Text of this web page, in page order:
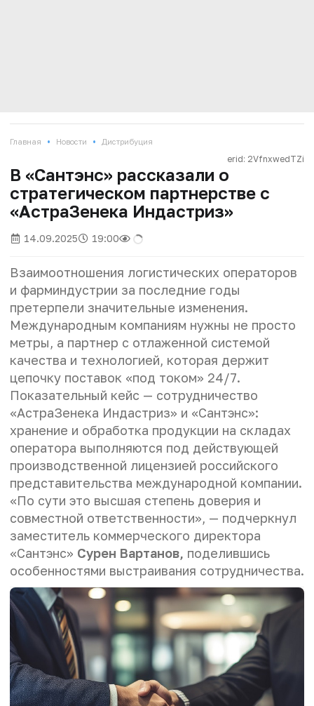
Главная • Новости • Дистрибуция
erid: 2VfnxwedTZi
В «Сантэнс» рассказали о
стратегическом партнерстве с
«АстраЗенека Индастриз»
14.09.2025 19:00
Взаимоотношения логистических операторов
и фарминдустрии за последние годы
претерпели значительные изменения.
Международным компаниям нужны не просто
метры, а партнер с отлаженной системой
качества и технологией, которая держит
цепочку поставок «под током» 24/7.
Показательный кейс — сотрудничество
«АстраЗенека Индастриз» и «Сантэнс»:
хранение и обработка продукции на складах
оператора выполняются под действующей
производственной лицензией российского
представительства международной компании.
«По сути это высшая степень доверия и
совместной ответственности», — подчеркнул
заместитель коммерческого директора
«Сантэнс» Сурен Вартанов, поделившись
особенностями выстраивания сотрудничества.